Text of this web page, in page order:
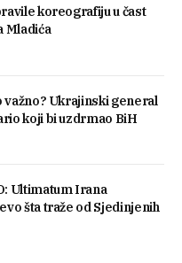
koreografiju u čast
Mladića
važno? Ukrajinski general
koji bi uzdrmao BiH
Ultimatum Irana
šta traže od Sjedinjenih